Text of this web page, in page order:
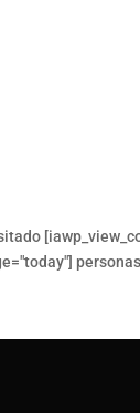
personas